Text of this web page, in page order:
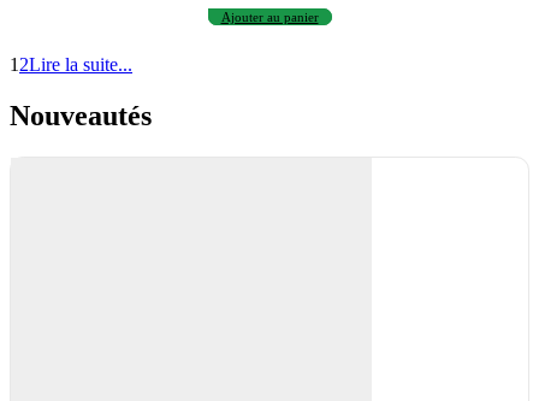
Ajouter au panier
12Lire la suite...
Nouveautés